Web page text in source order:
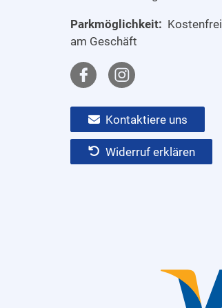
Parkmöglichkeit: Kostenfrei
am Geschäft
Kontaktiere uns
Widerruf erklären